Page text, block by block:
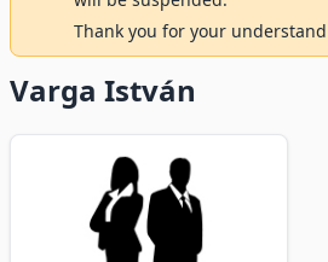
Thank you for your
Varga István